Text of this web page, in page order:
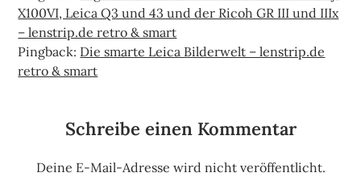
X100VI, Leica Q3 und 43 und der Ricoh GR III und IIIx
– lenstrip.de retro & smart
Pingback: Die smarte Leica Bilderwelt – lenstrip.de
retro & smart
Schreibe einen Kommentar
Deine E-Mail-Adresse wird nicht veröffentlicht.